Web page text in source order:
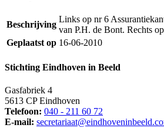
Beschrijving
Links op nr 6
van P.H. de Bont. Rechts
Geplaatst op 16-06-2010
Stichting Eindhoven in Beeld
Gasfabriek 4
5613 CP Eindhoven
Telefoon: 040 - 211 60 72
E-mail: